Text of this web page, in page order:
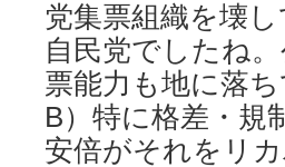
党集票組織を壊
自民党でしたね
票能力も地に落ち
B）特に格差・規
安倍がそれをリ